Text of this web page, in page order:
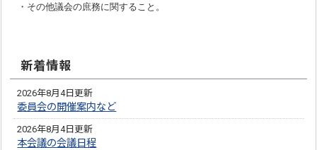
・その他議会の庶務に関すること。
新着情報
2026年8月4日更新
委員会の開催案内など
2026年8月4日更新
本会議の会議日程